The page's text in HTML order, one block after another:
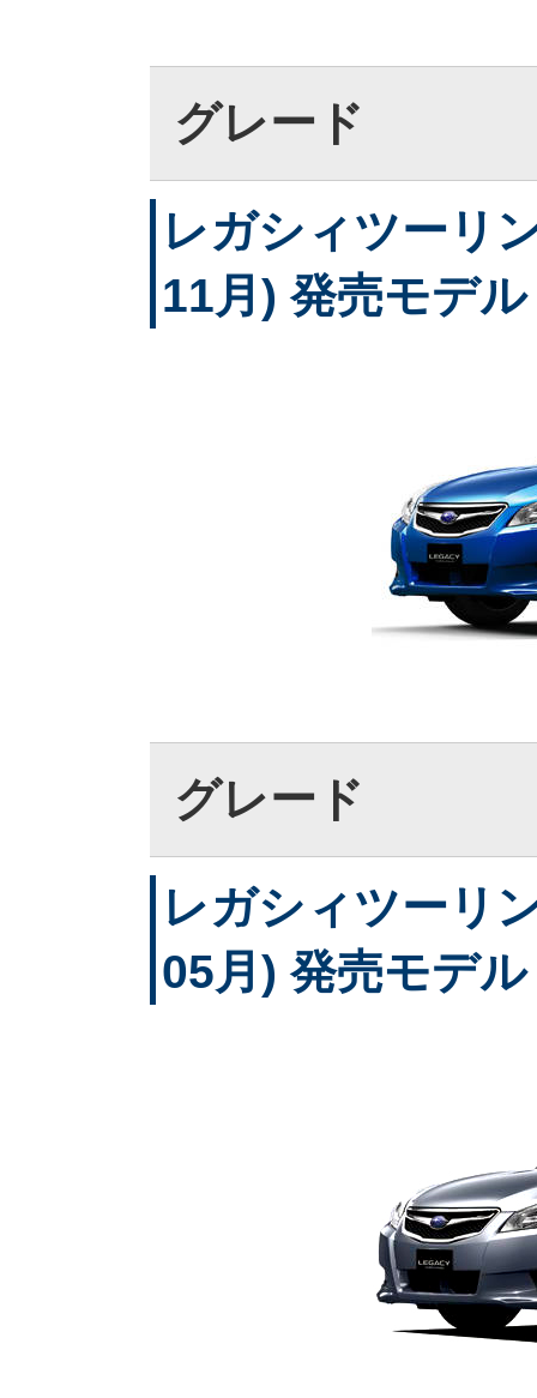
グレード
レガシィツーリ
11月) 発売モデル
グレード
レガシィツーリ
05月) 発売モデル